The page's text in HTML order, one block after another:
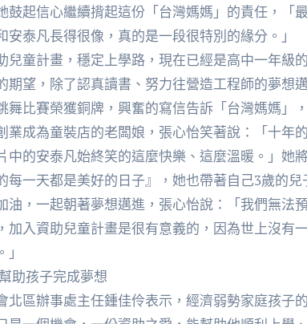
鼓起信心繼續揹起這份「台灣媽媽」的責任，「
安泰凡長得很像，真的是一段很特別的緣分。」
兒童計畫，穩定上學路，現在已經是高中一年級
期望，除了認真讀書、努力往營造工程師的夢想
舞比賽榮獲銅牌，興奮的寫信告訴「台灣媽媽」
業成為童裝店的老闆娘，張心怡笑著說：「十年
中的安泰凡始終笑的這麼快樂、這麼溫暖。」她
每一天都是美好的日子』，她也帶著自己3歲的
油，一起朝著夢想邁進，張心怡說：「我們無法
加入資助兒童計畫是很有意義的，因為世上沒有
助孩子完成夢想
北區辦事處主任鍾佳伶表示，經濟弱勢家庭孩子